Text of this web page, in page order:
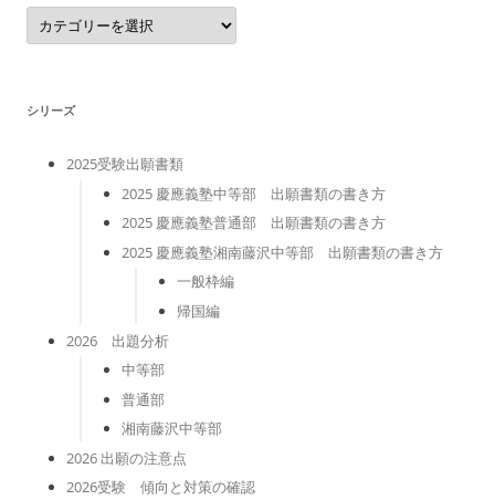
カ
テ
ゴ
シリーズ
2025受験出願書類
2025 慶應義塾中等部 出願書類の書き方
2025 慶應義塾普通部 出願書類の書き方
2025 慶應義塾湘南藤沢中等部 出願書類の書き方
一般枠編
帰国編
2026 出題分析
中等部
普通部
湘南藤沢中等部
2026 出願の注意点
2026受験 傾向と対策の確認